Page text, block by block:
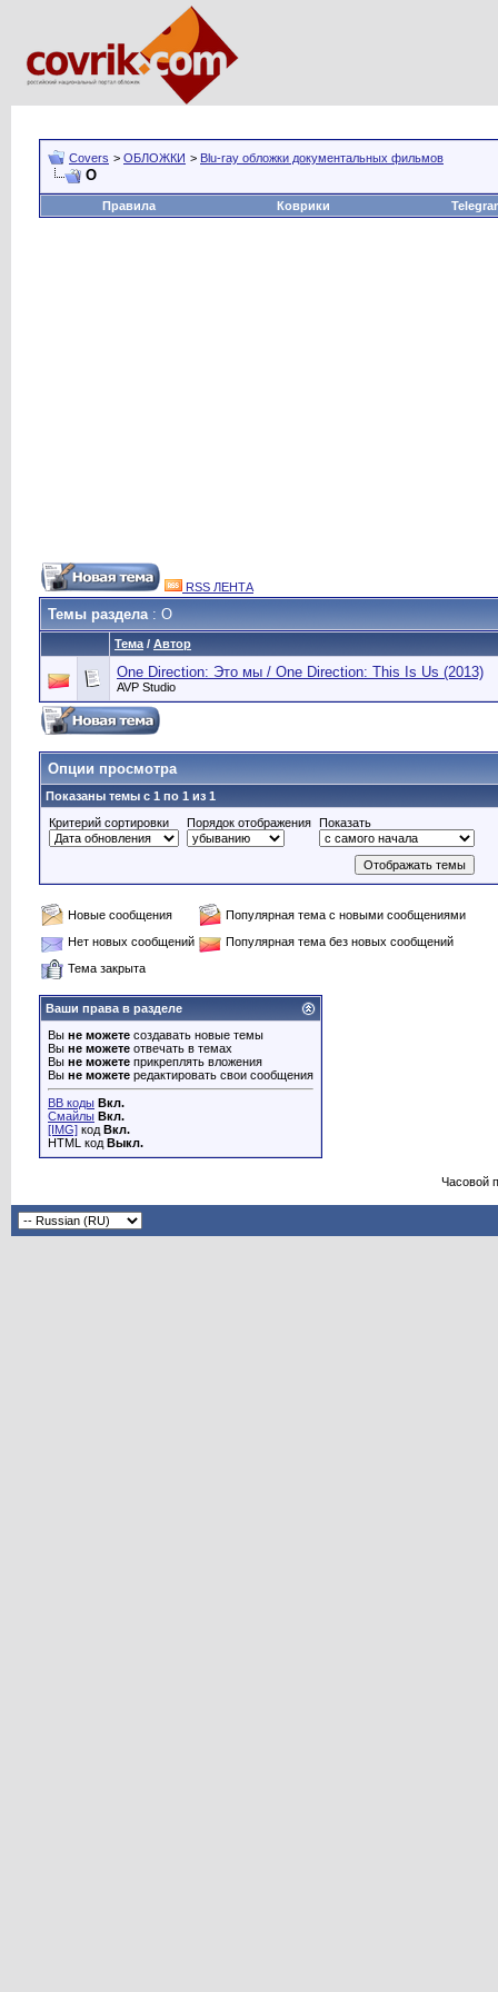
Covers > ОБЛОЖКИ > Blu-ray обложки документальных фильмов
O
Правила Коврики
RSS ЛЕНТА
Темы раздела: O
Тема / Автор
One Direction: Это мы / One Direction: This Is Us (2013)
AVP Studio
Опции просмотра
Показаны темы с 1 по 1 из 1
Критерий сортировки
Порядок отображения Показать
Новые сообщения
Популярная тема с новыми сообщениями
Нет новых сообщений
Популярная тема без новых сообщений
Тема закрыта
Ваши права в разделе
Вы не можете создавать новые темы
Вы не можете отвечать в темах
Вы не можете прикреплять вложения
Вы не можете редактировать свои сообщения
BB коды Вкл.
Смайлы Вкл.
[IMG] код Вкл.
HTML код Выкл.
Часовой